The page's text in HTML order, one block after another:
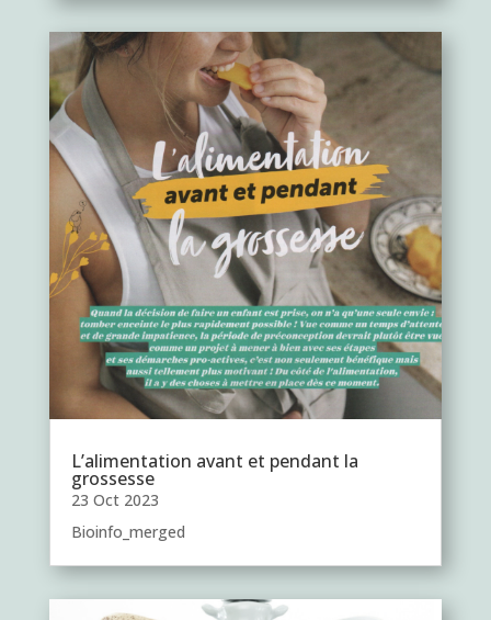
L’alimentation avant et pendant la
grossesse
23 Oct 2023
Bioinfo_merged